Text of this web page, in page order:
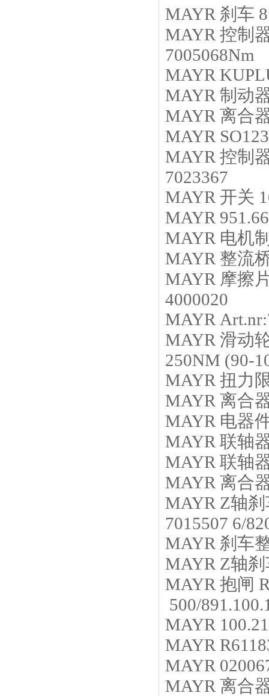
MAYR 刹车
MAYR 控制
7005068Nm
MAYR
MAYR 制动
MAYR 离合
MAYR
MAYR 控制
7023367
MAYR 开关
MAYR
MAYR 电机
MAYR 整流
MAYR 摩擦
4000020
MAYR
MAYR 滑动
250NM (90-
MAYR 扭力
MAYR 离合
MAYR 电器
MAYR 联轴
MAYR 联轴
MAYR 离合
MAYR Z轴
7015507 6/
MAYR 刹车
MAYR Z轴
MAYR 抱闸
500/
MAYR
MAYR
MAYR
MAYR 离合